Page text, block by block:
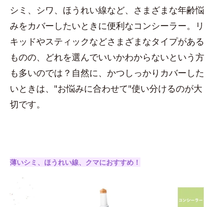
シミ、シワ、ほうれい線など、さまざまな年齢悩
みをカバーしたいときに便利なコンシーラー。リ
キッドやスティックなどさまざまなタイプがある
ものの、どれを選んでいいかわからないという方
も多いのでは？自然に、かつしっかりカバーした
いときは、"お悩みに合わせて"使い分けるのが大
切です。
薄いシミ、ほうれい線、クマにおすすめ！